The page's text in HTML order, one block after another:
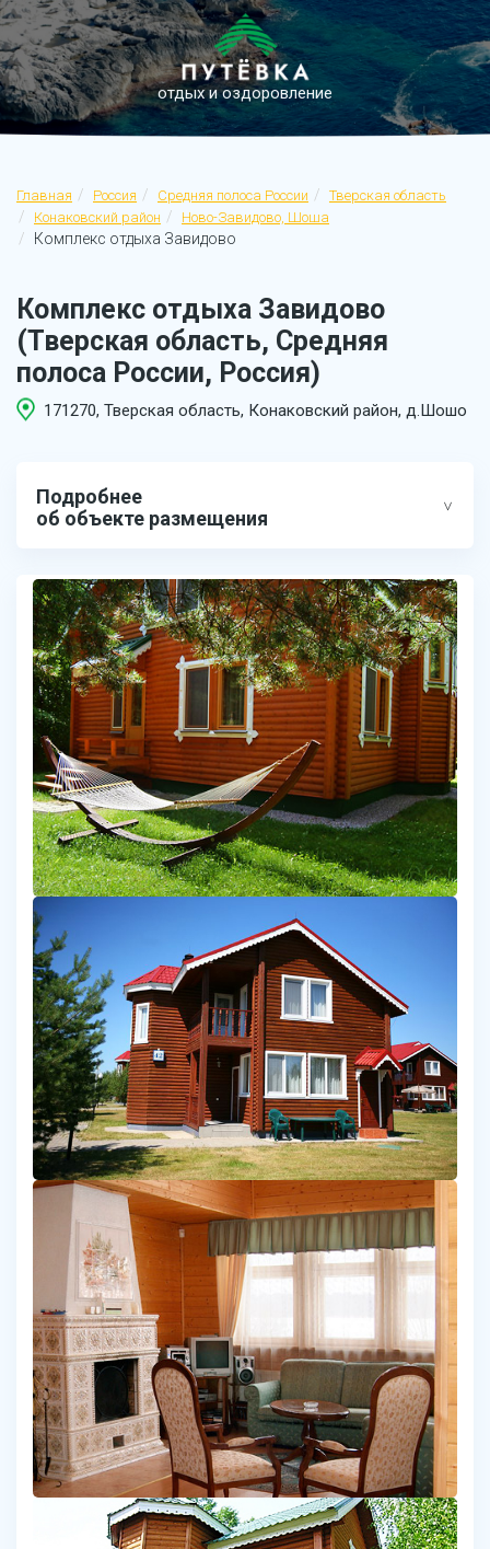
отдых и оздоровление
Главная Россия Средняя полоса России
Тверская область
Конаковский район
Ново-Завидово, Шоша
Комплекс отдыха Завидово
Комплекс отдыха Завидово
(Тверская область, Средняя
полоса России, Россия)
171270, Тверская область, Конаковский район, д.Шошо
Подробнее
об объекте размещения